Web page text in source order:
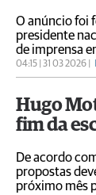
O anúncio foi
presidente
de imprensa
04:15 | 31 03 2026 |
Hugo
fim da
De acordo
propostas
próximo mês